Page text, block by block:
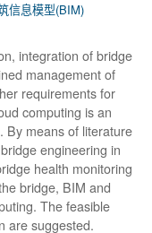
信息模型(BIM)
integration of bridge
management of
requirements for
computing is an
By means of literature
engineering in
health monitoring
bridge, BIM and
The feasible
are suggested.